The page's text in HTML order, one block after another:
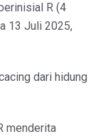
R (4
13 Juli 2025,
dari hidung
menderita